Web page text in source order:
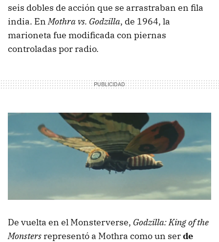
seis dobles de acción que se arrastraban en fila
india. EnMothra vs. Godzilla, de 1964, la
marioneta fue modificada con piernas
controladas por radio.
De vuelta en el Monsterverse, Godzilla: King of the
Monsters representó a Mothra como un serde